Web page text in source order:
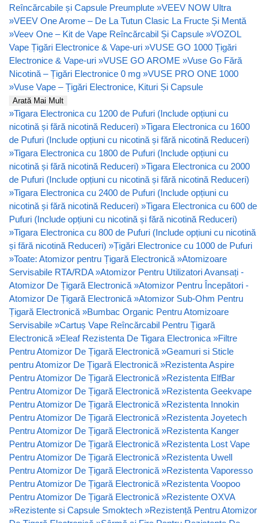
Reîncărcabile și Capsule Preumplute »VEEV NOW Ultra
»VEEV One Arome – De La Tutun Clasic La Fructe Și Mentă
»Veev One – Kit de Vape Reîncărcabil Și Capsule »VOZOL
Vape Țigări Electronice & Vape-uri »VUSE GO 1000 Țigări
Electronice & Vape-uri »VUSE GO AROME »Vuse Go Fără
Nicotină – Țigări Electronice 0 mg »VUSE PRO ONE 1000
»Vuse Vape – Țigări Electronice, Kituri Și Capsule
Arată Mai Mult
»Tigara Electronica cu 1200 de Pufuri (Include opțiuni cu
nicotină și fără nicotină Reduceri) »Tigara Electronica cu 1600
de Pufuri (Include opțiuni cu nicotină și fără nicotină Reduceri)
»Tigara Electronica cu 1800 de Pufuri (Include opțiuni cu
nicotină și fără nicotină Reduceri) »Tigara Electronica cu 2000
de Pufuri (Include opțiuni cu nicotină și fără nicotină Reduceri)
»Tigara Electronica cu 2400 de Pufuri (Include opțiuni cu
nicotină și fără nicotină Reduceri) »Tigara Electronica cu 600 de
Pufuri (Include opțiuni cu nicotină și fără nicotină Reduceri)
»Tigara Electronica cu 800 de Pufuri (Include opțiuni cu nicotină
și fără nicotină Reduceri) »Țigări Electronice cu 1000 de Pufuri
»Toate: Atomizor pentru Țigară Electronică »Atomizoare
Servisabile RTA/RDA »Atomizor Pentru Utilizatori Avansați -
Atomizor De Țigară Electronică »Atomizor Pentru Începători -
Atomizor De Țigară Electronică »Atomizor Sub-Ohm Pentru
Țigară Electronică »Bumbac Organic Pentru Atomizoare
Servisabile »Cartuș Vape Reîncărcabil Pentru Țigară
Electronică »Eleaf Rezistenta De Tigara Electronica »Filtre
Pentru Atomizor De Țigară Electronică »Geamuri si Sticle
pentru Atomizor De Țigară Electronică »Rezistenta Aspire
Pentru Atomizor De Țigară Electronică »Rezistenta ElfBar
Pentru Atomizor De Țigară Electronică »Rezistenta Geekvape
Pentru Atomizor De Țigară Electronică »Rezistenta Innokin
Pentru Atomizor De Țigară Electronică »Rezistenta Joyetech
Pentru Atomizor De Țigară Electronică »Rezistenta Kanger
Pentru Atomizor De Țigară Electronică »Rezistenta Lost Vape
Pentru Atomizor De Țigară Electronică »Rezistenta Uwell
Pentru Atomizor De Țigară Electronică »Rezistenta Vaporesso
Pentru Atomizor De Țigară Electronică »Rezistenta Voopoo
Pentru Atomizor De Țigară Electronică »Rezistente OXVA
»Rezistente si Capsule Smoktech »Rezistență Pentru Atomizor